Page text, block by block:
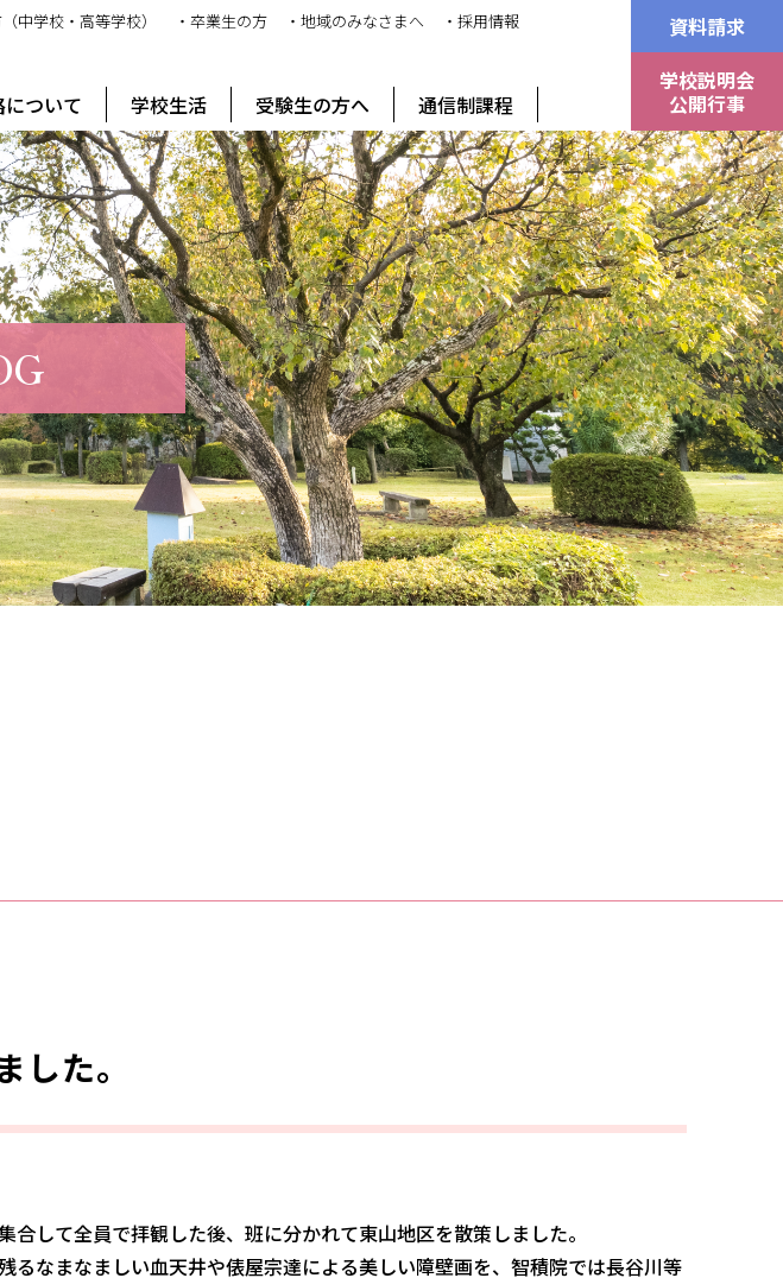
中学校・高等学校） ・卒業生の方 ・地域のみなさまへ
・採用情報
について 学校生活 受験生の方へ 通信制課程
資料請求
学校説明会
公開行事
た。
して全員で拝観した後、班に分かれて東山地区を散策しました。
るなまなましい血天井や俵屋宗達による美しい障壁画を、智積院では長谷川等